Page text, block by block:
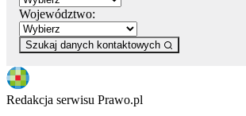
Województwo:
Szukaj danych kontaktowych
Redakcja serwisu Prawo.pl